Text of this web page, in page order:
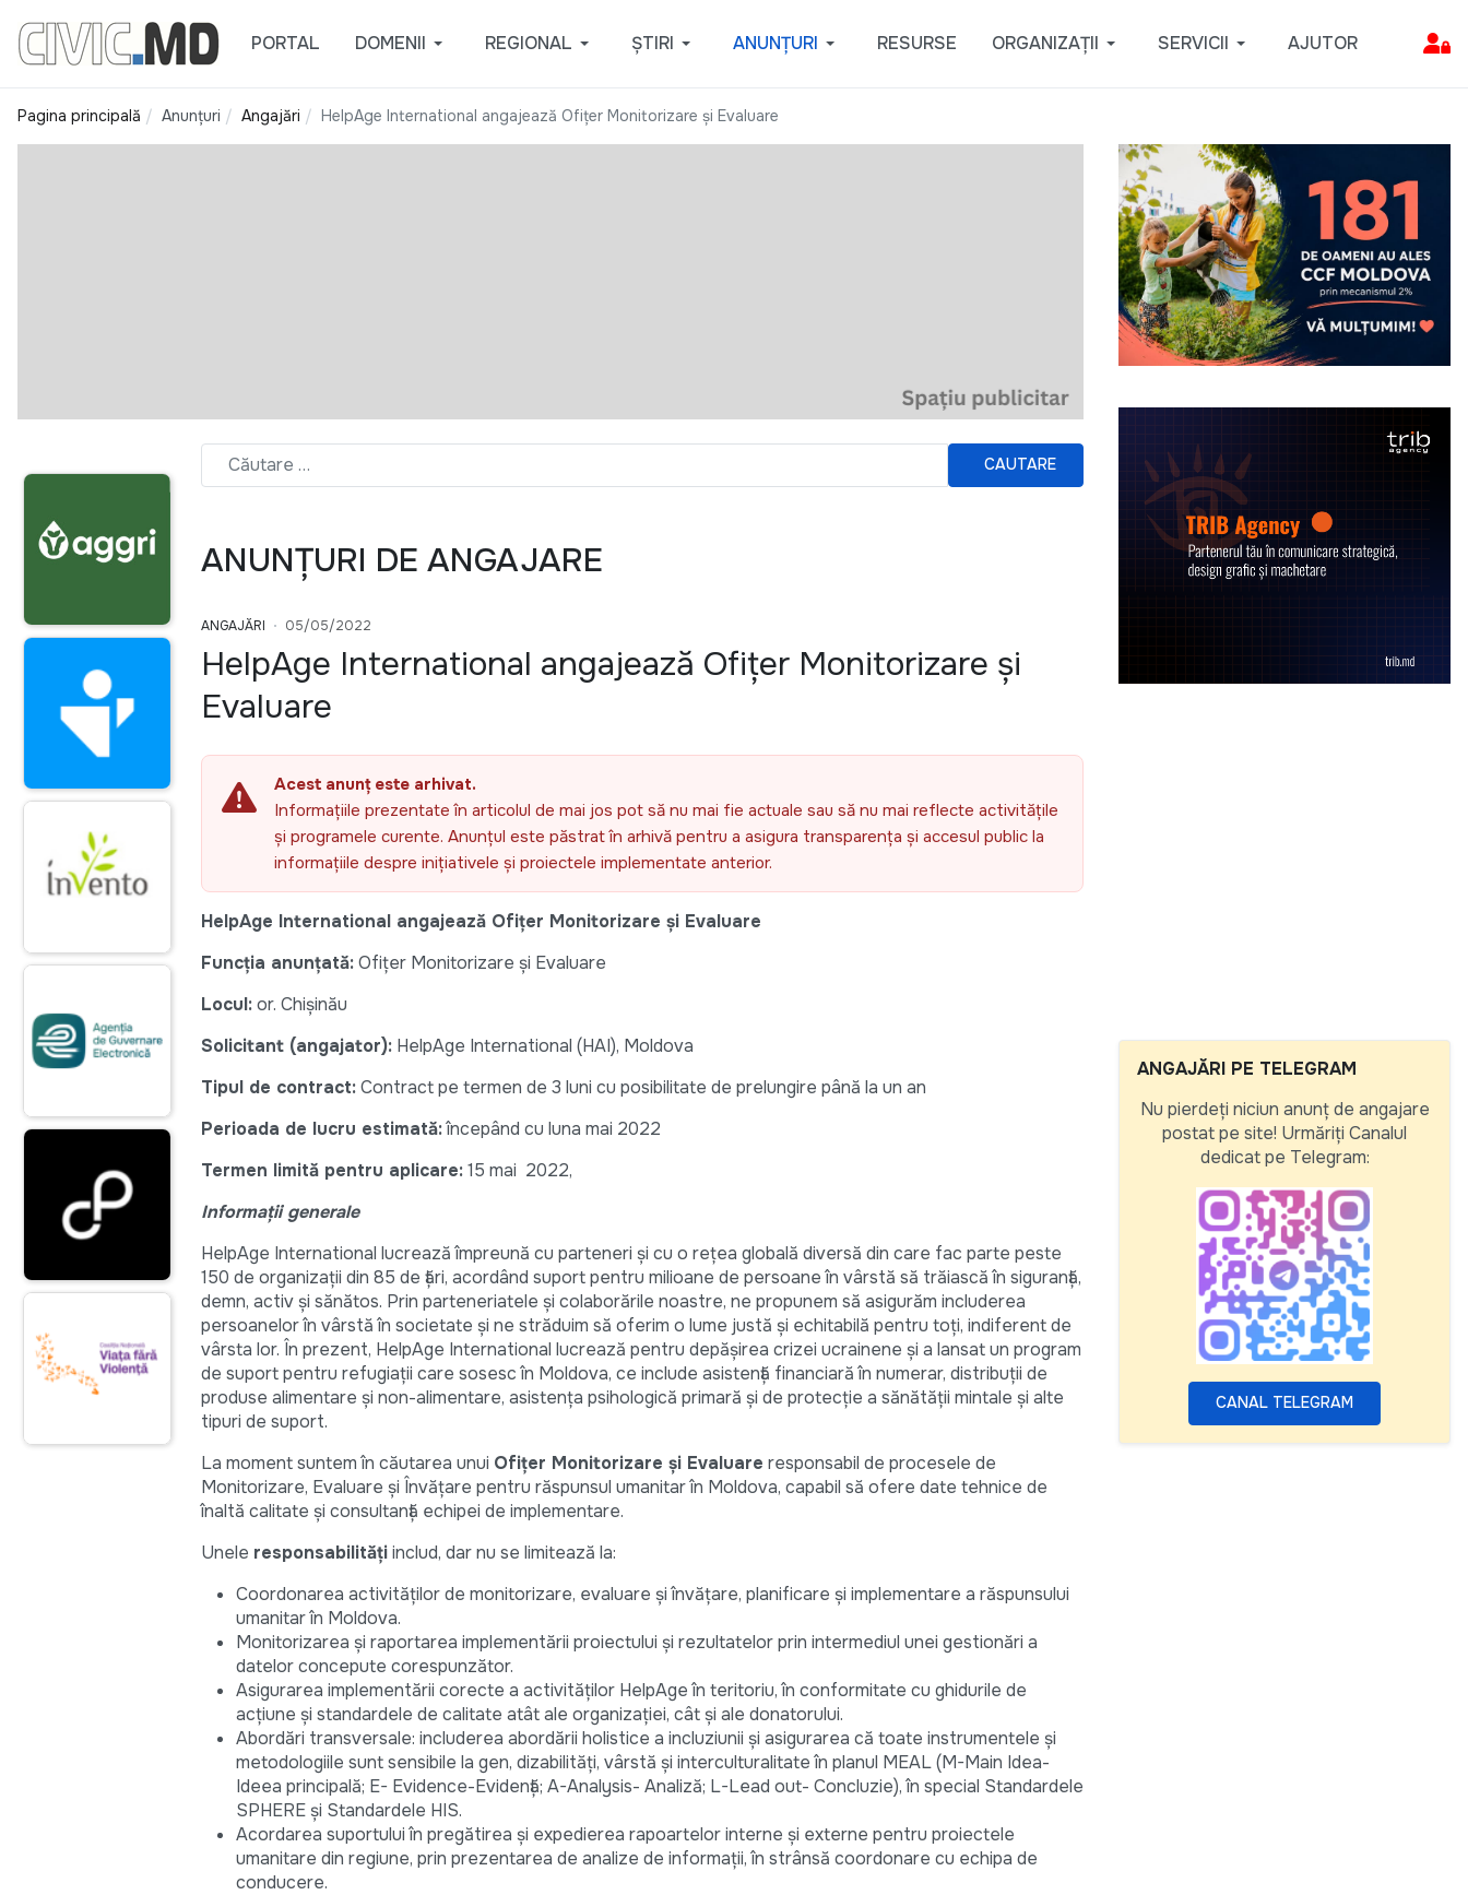
PORTAL DOMENII REGIONAL ȘTIRI ANUNȚURI RESURSE ORGANIZAȚII SERVICII AJUTOR
Pagina principală Anunțuri Angajări HelpAge International angajează Ofițer Monitorizare și Evaluare
CAUTARE
ANUNȚURI DE ANGAJARE
ANGAJĂRI 05/05/2022
HelpAge International angajează Ofițer Monitorizare și
Evaluare
Acest anunț este arhivat.
Informațiile prezentate în articolul de mai jos pot să nu mai fie actuale sau să nu mai reflecte activitățile
și programele curente. Anunțul este păstrat în arhivă pentru a asigura transparența și accesul public la
informațiile despre inițiativele și proiectele implementate anterior.
HelpAge International angajează Ofițer Monitorizare și Evaluare
Funcția anunțată:Ofițer Monitorizare și Evaluare
Locul:or. Chișinău
Solicitant (angajator): HelpAge International (HAI), Moldova
Tipul de contract:Contract pe termen de 3 luni cu posibilitate de prelungire până la un an
Perioada de lucru estimată:începând cu luna mai 2022
Termen limită pentru aplicare:15 mai 2022,
Informații generale
HelpAge International lucrează împreună cu parteneri și cu o rețea globală diversă din care fac parte peste
150 de organizații din 85 de țări, acordând suport pentru milioane de persoane în vârstă să trăiască în siguranță,
demn, activ și sănătos. Prin parteneriatele și colaborările noastre, ne propunem să asigurăm includerea
persoanelor în vârstă în societate și ne străduim să oferim o lume justă și echitabilă pentru toți, indiferent de
vârsta lor. În prezent, HelpAge International lucrează pentru depășirea crizei ucrainene și a lansat un program
de suport pentru refugiații care sosesc în Moldova, ce include asistență financiară în numerar, distribuții de
produse alimentare și non-alimentare, asistența psihologică primară și de protecție a sănătății mintale și alte
tipuri de suport.
La moment suntem în căutarea unui Ofițer Monitorizare și Evaluare responsabil de procesele de
Monitorizare, Evaluare și Învățare pentru răspunsul umanitar în Moldova, capabil să ofere date tehnice de
înaltă calitate și consultanță echipei de implementare.
Unele responsabilitățiinclud, dar nu se limitează la:
Coordonarea activităților de monitorizare, evaluare și învățare, planificare și implementare a răspunsului
umanitar în Moldova.
Monitorizarea și raportarea implementării proiectului și rezultatelor prin intermediul unei gestionări a
datelor concepute corespunzător.
Asigurarea implementării corecte a activităților HelpAge în teritoriu, în conformitate cu ghidurile de
acțiune și standardele de calitate atât ale organizației, cât și ale donatorului.
Abordări transversale: includerea abordării holistice a incluziunii și asigurarea că toate instrumentele și
metodologiile sunt sensibile la gen, dizabilități, vârstă și interculturalitate în planul MEAL (M-Main Idea-
Ideea principală; E- Evidence-Evidență; A-Analysis- Analiză; L-Lead out- Concluzie), în special Standardele
SPHERE și Standardele HIS.
Acordarea suportului în pregătirea și expedierea rapoartelor interne și externe pentru proiectele
umanitare din regiune, prin prezentarea de analize de informații, în strânsă coordonare cu echipa de
conducere.
ANGAJĂRI PE TELEGRAM
Nu pierdeți niciun anunț de angajare
postat pe site! Urmăriți Canalul
dedicat pe Telegram:
CANAL TELEGRAM